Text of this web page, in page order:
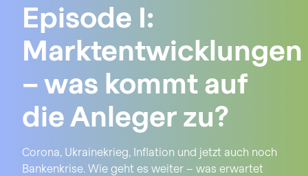
Episode I:
Marktentwicklungen
– was kommt auf
die Anleger zu?
Corona, Ukrainekrieg, Inflation und jetzt auch noch
Bankenkrise. Wie geht es weiter – was erwartet